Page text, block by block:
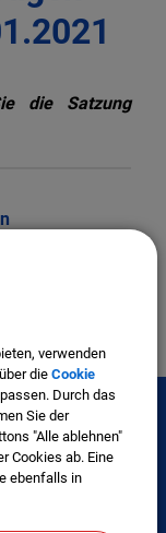
die Satzung
verwenden
die Cookie
Durch das
Sie der
"Alle ablehnen"
Cookies ab. Eine
ebenfalls in